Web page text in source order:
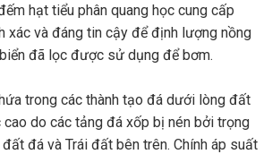
hạt tiểu phân quang học cung cấp
xác và đáng tin cậy để định lượng nồng
đã lọc được sử dụng để bơm.
trong các thành tạo đá dưới lòng đất
do các tảng đá xốp bị nén bởi trọng
đá và Trái đất bên trên. Chính áp suất